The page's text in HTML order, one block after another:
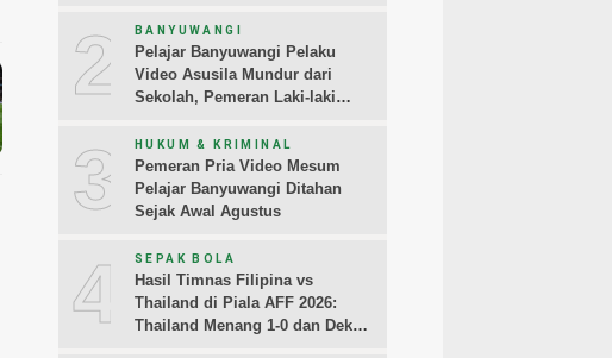
2 BANYUWANGI
Pelajar Banyuwangi Pelaku
Video Asusila Mundur dari
Sekolah, Pemeran Laki-laki
3 HUKUM & KRIMINAL
Pemeran Pria Video Mesum
Pelajar Banyuwangi Ditahan
Sejak Awal Agustus
4 SEPAK BOLA
Hasil Timnas Filipina vs
Thailand di Piala AFF 2026:
Thailand Menang 1-0 dan Dekati